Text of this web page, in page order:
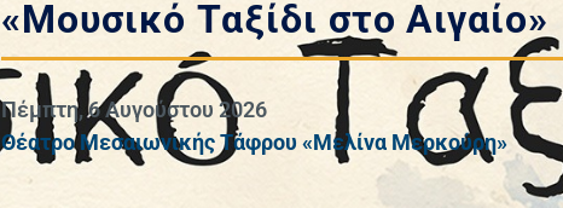
«Μουσικό Ταξίδι στο Αιγαίο»
Πέμπτη, 6 Αυγούστου 2026
Θέατρο Μεσαιωνικής Τάφρου «Μελίνα Μερκούρη»